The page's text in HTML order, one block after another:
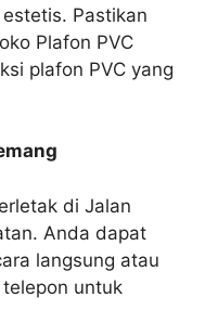
Pastikan
Plafon PVC
plafon PVC yang
di Jalan
Anda dapat
langsung atau
untuk